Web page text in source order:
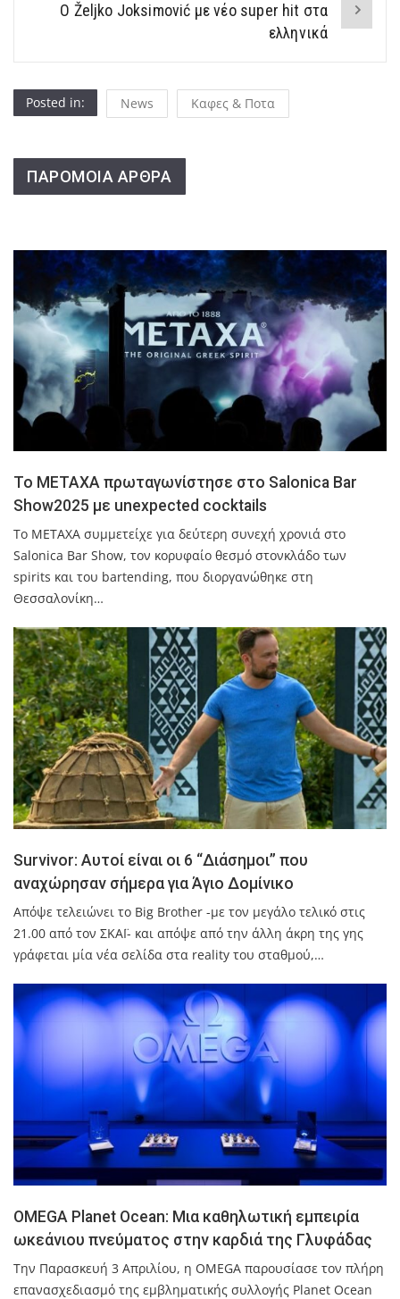
Ο Željko Joksimović με νέο super hit στα
ελληνικά
Posted in: News Καφες & Ποτα
ΠΑΡΟΜΟΙΑ ΑΡΘΡΑ
Το METAXA πρωταγωνίστησε στο Salonica Bar
Show2025 με unexpected cocktails
Το ΜΕΤΑΧΑ συμμετείχε για δεύτερη συνεχή χρονιά στο
Salonica Bar Show, τον κορυφαίο θεσμό στονκλάδο των
spirits και του bartending, που διοργανώθηκε στη
Θεσσαλονίκη…
Survivor: Αυτοί είναι οι 6 “Διάσημοι” που
αναχώρησαν σήμερα για Άγιο Δομίνικο
Απόψε τελειώνει το Big Brother -με τον μεγάλο τελικό στις
21.00 από τον ΣΚΑΪ- και απόψε από την άλλη άκρη της γης
γράφεται μία νέα σελίδα στα reality του σταθμού,…
OMEGA Planet Ocean: Μια καθηλωτική εμπειρία
ωκεάνιου πνεύματος στην καρδιά της Γλυφάδας
Την Παρασκευή 3 Απριλίου, η OMEGA παρουσίασε τον πλήρη
επανασχεδιασμό της εμβληματικής συλλογής Planet Ocean